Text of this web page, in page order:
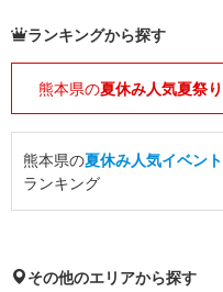
ランキングから探す
熊本県の夏休み人気夏祭り
熊本県の夏休み人気イベント
ランキング
その他のエリアから探す